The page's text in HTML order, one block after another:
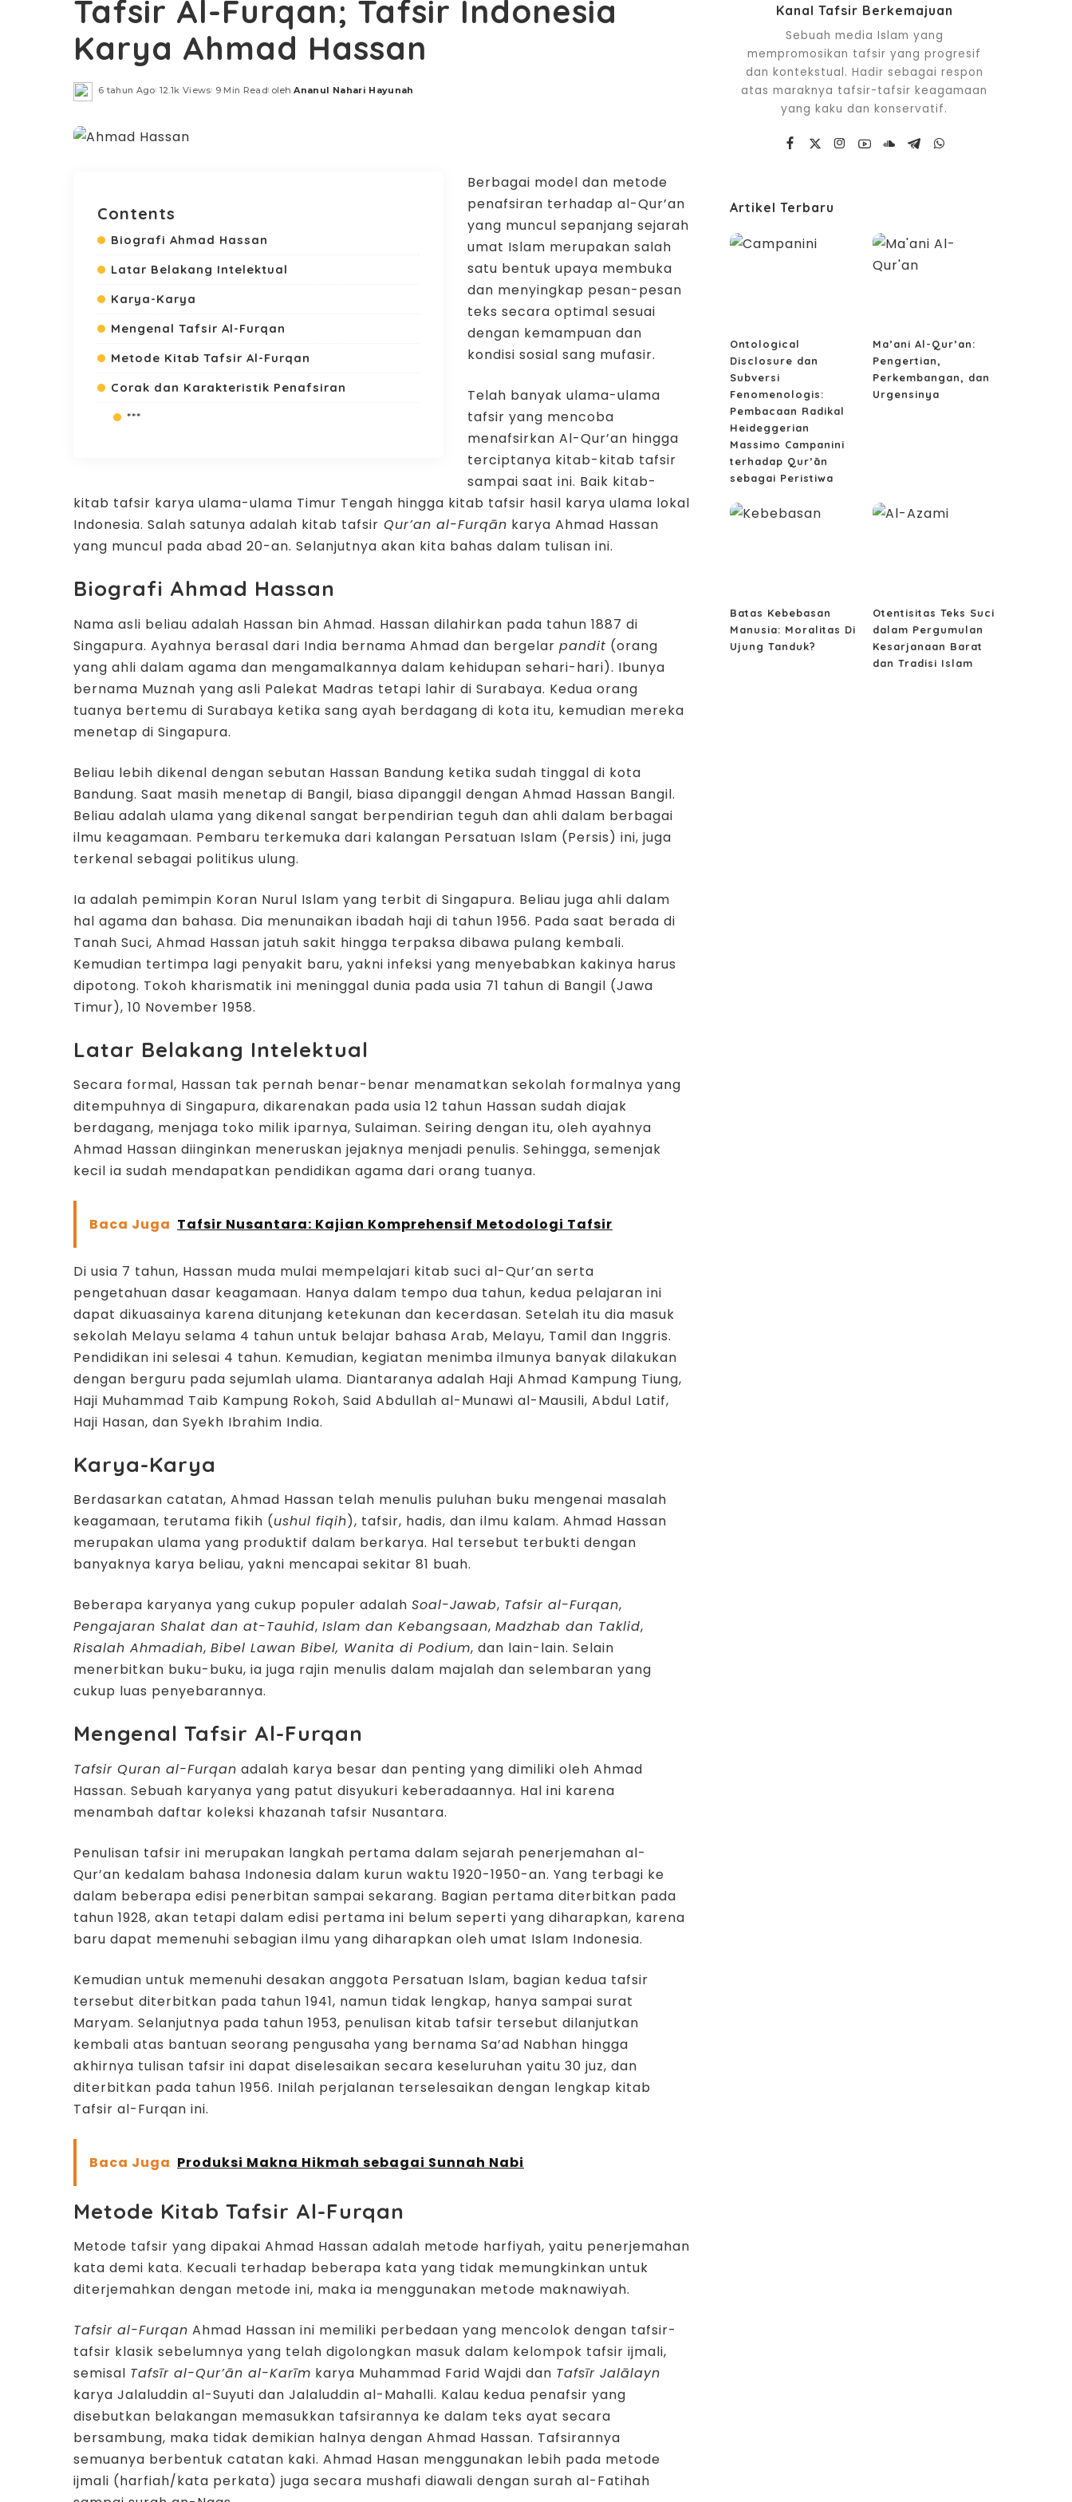
Tafsir Al-Furqan; Tafsir Indonesia
Karya Ahmad Hassan
6 tahun Ago 12.1k Views 9 Min Read
Posted
oleh Ananul Nahari Hayunah
Contents
Biografi Ahmad Hassan
Latar Belakang Intelektual
Karya-Karya
Mengenal Tafsir Al-Furqan
Metode Kitab Tafsir Al-Furqan
Corak dan Karakteristik Penafsiran
***
Berbagai model dan metode
penafsiran terhadap al-Qur’an
yang muncul sepanjang sejarah
umat Islam merupakan salah
satu bentuk upaya membuka
dan menyingkap pesan-pesan
teks secara optimal sesuai
dengan kemampuan dan
kondisi sosial sang mufasir.
Telah banyak ulama-ulama
tafsir yang mencoba
menafsirkan Al-Qur’an hingga
terciptanya kitab-kitab tafsir
sampai saat ini. Baik kitab-
kitab tafsir karya ulama-ulama Timur Tengah hingga kitab tafsir hasil karya ulama lokal
Indonesia. Salah satunya adalah kitab tafsir Qur’an al-Furqān karya Ahmad Hassan
yang muncul pada abad 20-an. Selanjutnya akan kita bahas dalam tulisan ini.
Biografi Ahmad Hassan
Nama asli beliau adalah Hassan bin Ahmad. Hassan dilahirkan pada tahun 1887 di
Singapura. Ayahnya berasal dari India bernama Ahmad dan bergelar pandit (orang
yang ahli dalam agama dan mengamalkannya dalam kehidupan sehari-hari). Ibunya
bernama Muznah yang asli Palekat Madras tetapi lahir di Surabaya. Kedua orang
tuanya bertemu di Surabaya ketika sang ayah berdagang di kota itu, kemudian mereka
menetap di Singapura.
Beliau lebih dikenal dengan sebutan Hassan Bandung ketika sudah tinggal di kota
Bandung. Saat masih menetap di Bangil, biasa dipanggil dengan Ahmad Hassan Bangil.
Beliau adalah ulama yang dikenal sangat berpendirian teguh dan ahli dalam berbagai
ilmu keagamaan. Pembaru terkemuka dari kalangan Persatuan Islam (Persis) ini, juga
terkenal sebagai politikus ulung.
Ia adalah pemimpin Koran Nurul Islam yang terbit di Singapura. Beliau juga ahli dalam
hal agama dan bahasa. Dia menunaikan ibadah haji di tahun 1956. Pada saat berada di
Tanah Suci, Ahmad Hassan jatuh sakit hingga terpaksa dibawa pulang kembali.
Kemudian tertimpa lagi penyakit baru, yakni infeksi yang menyebabkan kakinya harus
dipotong. Tokoh kharismatik ini meninggal dunia pada usia 71 tahun di Bangil (Jawa
Timur), 10 November 1958.
Latar Belakang Intelektual
Secara formal, Hassan tak pernah benar-benar menamatkan sekolah formalnya yang
ditempuhnya di Singapura, dikarenakan pada usia 12 tahun Hassan sudah diajak
berdagang, menjaga toko milik iparnya, Sulaiman. Seiring dengan itu, oleh ayahnya
Ahmad Hassan diinginkan meneruskan jejaknya menjadi penulis. Sehingga, semenjak
kecil ia sudah mendapatkan pendidikan agama dari orang tuanya.
Baca Juga Tafsir Nusantara: Kajian Komprehensif Metodologi Tafsir
Di usia 7 tahun, Hassan muda mulai mempelajari kitab suci al-Qur’an serta
pengetahuan dasar keagamaan. Hanya dalam tempo dua tahun, kedua pelajaran ini
dapat dikuasainya karena ditunjang ketekunan dan kecerdasan. Setelah itu dia masuk
sekolah Melayu selama 4 tahun untuk belajar bahasa Arab, Melayu, Tamil dan Inggris.
Pendidikan ini selesai 4 tahun. Kemudian, kegiatan menimba ilmunya banyak dilakukan
dengan berguru pada sejumlah ulama. Diantaranya adalah Haji Ahmad Kampung Tiung,
Haji Muhammad Taib Kampung Rokoh, Said Abdullah al-Munawi al-Mausili, Abdul Latif,
Haji Hasan, dan Syekh Ibrahim India.
Karya-Karya
Berdasarkan catatan, Ahmad Hassan telah menulis puluhan buku mengenai masalah
keagamaan, terutama fikih (ushul fiqih), tafsir, hadis, dan ilmu kalam. Ahmad Hassan
merupakan ulama yang produktif dalam berkarya. Hal tersebut terbukti dengan
banyaknya karya beliau, yakni mencapai sekitar 81 buah.
Beberapa karyanya yang cukup populer adalah Soal-Jawab, Tafsir al-Furqan,
Pengajaran Shalat dan at-Tauhid, Islam dan Kebangsaan, Madzhab dan Taklid,
Risalah Ahmadiah, Bibel Lawan Bibel, Wanita di Podium, dan lain-lain. Selain
menerbitkan buku-buku, ia juga rajin menulis dalam majalah dan selembaran yang
cukup luas penyebarannya.
Mengenal Tafsir Al-Furqan
Tafsir Quran al-Furqan adalah karya besar dan penting yang dimiliki oleh Ahmad
Hassan. Sebuah karyanya yang patut disyukuri keberadaannya. Hal ini karena
menambah daftar koleksi khazanah tafsir Nusantara.
Penulisan tafsir ini merupakan langkah pertama dalam sejarah penerjemahan al-
Qur’an kedalam bahasa Indonesia dalam kurun waktu 1920-1950-an. Yang terbagi ke
dalam beberapa edisi penerbitan sampai sekarang. Bagian pertama diterbitkan pada
tahun 1928, akan tetapi dalam edisi pertama ini belum seperti yang diharapkan, karena
baru dapat memenuhi sebagian ilmu yang diharapkan oleh umat Islam Indonesia.
Kemudian untuk memenuhi desakan anggota Persatuan Islam, bagian kedua tafsir
tersebut diterbitkan pada tahun 1941, namun tidak lengkap, hanya sampai surat
Maryam. Selanjutnya pada tahun 1953, penulisan kitab tafsir tersebut dilanjutkan
kembali atas bantuan seorang pengusaha yang bernama Sa’ad Nabhan hingga
akhirnya tulisan tafsir ini dapat diselesaikan secara keseluruhan yaitu 30 juz, dan
diterbitkan pada tahun 1956. Inilah perjalanan terselesaikan dengan lengkap kitab
Tafsir al-Furqan ini.
Baca Juga Produksi Makna Hikmah sebagai Sunnah Nabi
Metode Kitab Tafsir Al-Furqan
Metode tafsir yang dipakai Ahmad Hassan adalah metode harfiyah, yaitu penerjemahan
kata demi kata. Kecuali terhadap beberapa kata yang tidak memungkinkan untuk
diterjemahkan dengan metode ini, maka ia menggunakan metode maknawiyah.
Tafsir al-Furqan Ahmad Hassan ini memiliki perbedaan yang mencolok dengan tafsir-
tafsir klasik sebelumnya yang telah digolongkan masuk dalam kelompok tafsir ijmali,
semisal Tafsīr al-Qur’ān al-Karīm karya Muhammad Farid Wajdi dan Tafsīr Jalālayn
karya Jalaluddin al-Suyuti dan Jalaluddin al-Mahalli. Kalau kedua penafsir yang
disebutkan belakangan memasukkan tafsirannya ke dalam teks ayat secara
bersambung, maka tidak demikian halnya dengan Ahmad Hassan. Tafsirannya
semuanya berbentuk catatan kaki. Ahmad Hasan menggunakan lebih pada metode
ijmali (harfiah/kata perkata) juga secara mushafi diawali dengan surah al-Fatihah
Kanal Tafsir Berkemajuan
Sebuah media Islam yang
mempromosikan tafsir yang progresif
dan kontekstual. Hadir sebagai respon
atas maraknya tafsir-tafsir keagamaan
yang kaku dan konservatif.
Artikel Terbaru
Ontological
Disclosure dan
Subversi
Fenomenologis:
Pembacaan Radikal
Heideggerian
Massimo Campanini
terhadap Qur’ān
sebagai Peristiwa
Ma’ani Al-Qur’an:
Pengertian,
Perkembangan, dan
Urgensinya
Batas Kebebasan
Manusia: Moralitas Di
Ujung Tanduk?
Otentisitas Teks Suci
dalam Pergumulan
Kesarjanaan Barat
dan Tradisi Islam